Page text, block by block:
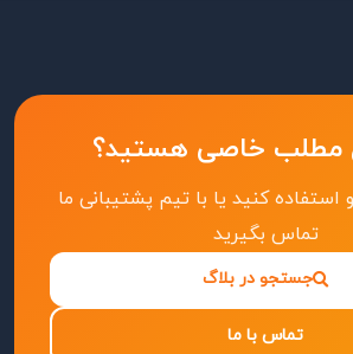
مطلب خاصی هستید؟
کنید یا با تیم پشتیبانی ما
تماس بگیرید
جستجو در بلاگ
تماس با ما